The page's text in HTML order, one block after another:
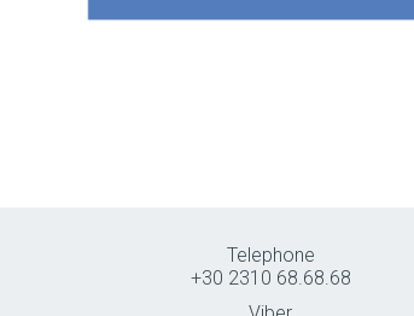
Telephone
+30 2310 68.68.68